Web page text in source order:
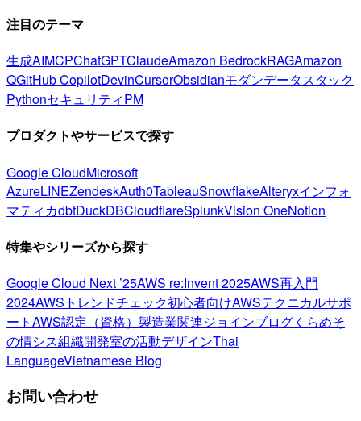
注目のテーマ
生成AIMCPChatGPTClaudeAmazon BedrockRAGAmazon
QGitHub CopilotDevinCursorObsidianモダンデータスタック
PythonセキュリティPM
プロダクトやサービスで探す
Google CloudMicrosoft
AzureLINEZendeskAuth0TableauSnowflakeAlteryxインフォ
マティカdbtDuckDBCloudflareSplunkVision OneNotion
特集やシリーズから探す
Google Cloud Next ’25AWS re:Invent 2025AWS再入門
2024AWSトレンドチェック初心者向けAWSテクニカルサポ
ートAWS認定（資格） 製造業関連ジョインブログくらめそ
の情シス組織開発室の活動デザインThai
LanguageVietnamese Blog
お問い合わせ